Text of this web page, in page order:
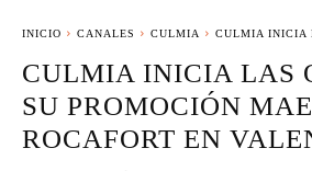
INICIO CANALES CULMIA CULMIA INICIA
CULMIA INICIA LAS
SU PROMOCIÓN
ROCAFORT EN